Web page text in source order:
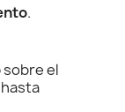
.
sobre el